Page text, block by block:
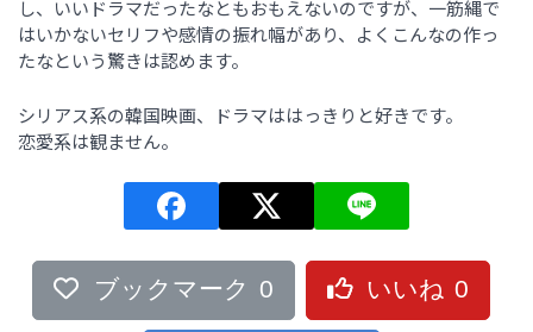
し、いいドラマだったなともおもえないのですが、一筋縄で
はいかないセリフや感情の振れ幅があり、よくこんなの作っ
たなという驚きは認めます。
シリアス系の韓国映画、ドラマははっきりと好きです。
恋愛系は観ません。
ブックマーク 0 いいね 0